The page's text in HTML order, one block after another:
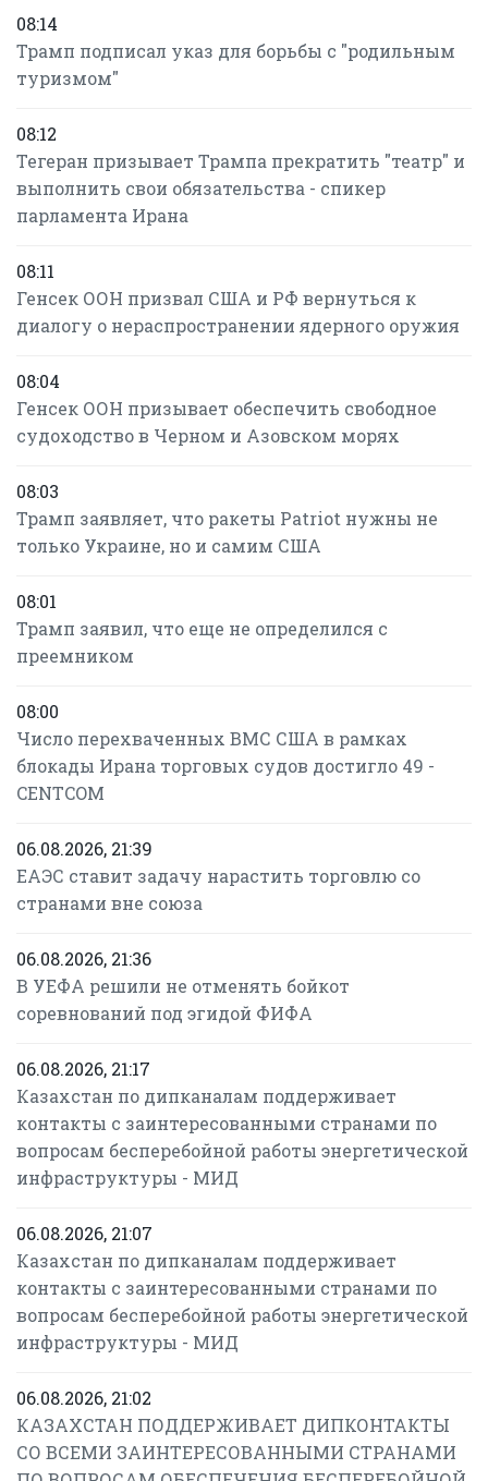
08:14
Трамп подписал указ для борьбы с "родильным
туризмом"
08:12
Тегеран призывает Трампа прекратить "театр" и
выполнить свои обязательства - спикер
парламента Ирана
08:11
Генсек ООН призвал США и РФ вернуться к
диалогу о нераспространении ядерного оружия
08:04
Генсек ООН призывает обеспечить свободное
судоходство в Черном и Азовском морях
08:03
Трамп заявляет, что ракеты Patriot нужны не
только Украине, но и самим США
08:01
Трамп заявил, что еще не определился с
преемником
08:00
Число перехваченных ВМС США в рамках
блокады Ирана торговых судов достигло 49 -
CENTCOM
06.08.2026, 21:39
ЕАЭС ставит задачу нарастить торговлю со
странами вне союза
06.08.2026, 21:36
В УЕФА решили не отменять бойкот
соревнований под эгидой ФИФА
06.08.2026, 21:17
Казахстан по дипканалам поддерживает
контакты с заинтересованными странами по
вопросам бесперебойной работы энергетической
инфраструктуры - МИД
06.08.2026, 21:07
Казахстан по дипканалам поддерживает
контакты с заинтересованными странами по
вопросам бесперебойной работы энергетической
инфраструктуры - МИД
06.08.2026, 21:02
КАЗАХСТАН ПОДДЕРЖИВАЕТ ДИПКОНТАКТЫ
СО ВСЕМИ ЗАИНТЕРЕСОВАННЫМИ СТРАНАМИ